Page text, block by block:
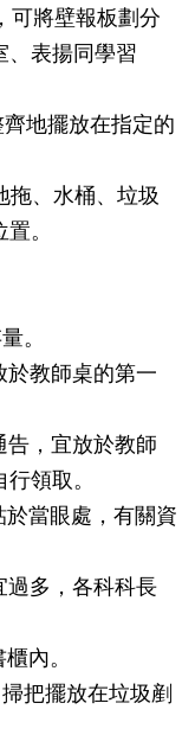
可將壁報板劃分
、表揚同學習
地擺放在指定的
拖、水桶、垃圾
。
。
教師桌的第一
，宜放於教師
領取。
當眼處，有關資
多，各科科長
內。
把擺放在垃圾剷